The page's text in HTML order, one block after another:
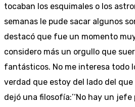
tocaban los esquimales o los
semanas le pude sacar algunos
destacó que fue un momento
considero más un orgullo que
fantásticos. No me interesa todo
verdad que estoy del lado del
dejó una filosofía:’‘No hay un